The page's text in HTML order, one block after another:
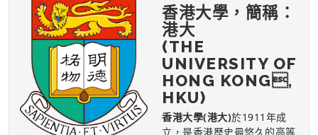
香港大學，簡稱：
港大
(THE
UNIVERSITY OF
HONG KONG,
HKU)
香港大學(港大)於1911年成
立，是香港歷史最悠久的高等